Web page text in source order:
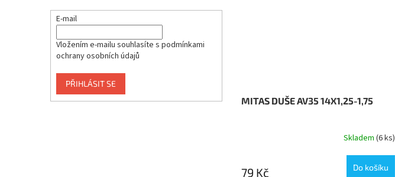
E-mail
Vložením e-mailu souhlasíte s podmínkami
ochrany osobních údajů
PŘIHLÁSIT SE
MITAS DUŠE AV35 14X1,25-1,75
Skladem (6 ks)
79 Kč Do košíku